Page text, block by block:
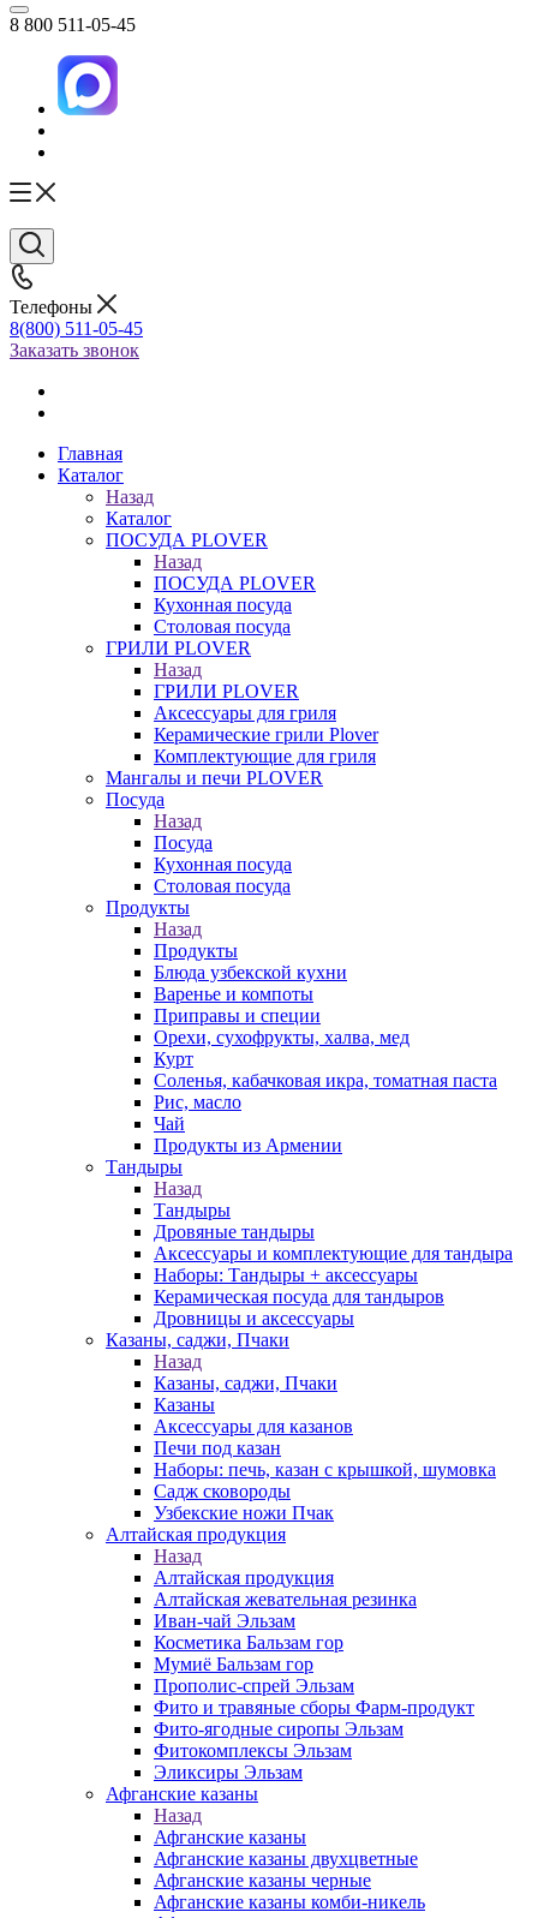
8 800 511-05-45
Телефоны
8(800) 511-05-45
Заказать звонок
Главная
Каталог
Назад
Каталог
ПОСУДА PLOVER
Назад
ПОСУДА PLOVER
Кухонная посуда
Столовая посуда
ГРИЛИ PLOVER
Назад
ГРИЛИ PLOVER
Аксессуары для гриля
Керамические грили Plover
Комплектующие для гриля
Мангалы и печи PLOVER
Посуда
Назад
Посуда
Кухонная посуда
Столовая посуда
Продукты
Назад
Продукты
Блюда узбекской кухни
Варенье и компоты
Приправы и специи
Орехи, сухофрукты, халва, мед
Курт
Соленья, кабачковая икра, томатная паста
Рис, масло
Чай
Продукты из Армении
Тандыры
Назад
Тандыры
Дровяные тандыры
Аксессуары и комплектующие для тандыра
Наборы: Тандыры + аксессуары
Керамическая посуда для тандыров
Дровницы и аксессуары
Казаны, саджи, Пчаки
Назад
Казаны, саджи, Пчаки
Казаны
Аксессуары для казанов
Печи под казан
Наборы: печь, казан с крышкой, шумовка
Садж сковороды
Узбекские ножи Пчак
Алтайская продукция
Назад
Алтайская продукция
Алтайская жевательная резинка
Иван-чай Эльзам
Косметика Бальзам гор
Мумиё Бальзам гор
Прополис-спрей Эльзам
Фито и травяные сборы Фарм-продукт
Фито-ягодные сиропы Эльзам
Фитокомплексы Эльзам
Эликсиры Эльзам
Афганские казаны
Назад
Афганские казаны
Афганские казаны двухцветные
Афганские казаны черные
Афганские казаны комби-никель